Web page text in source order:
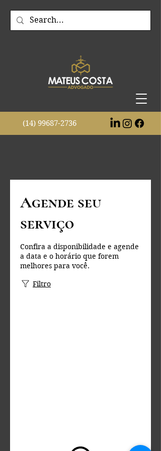
(14) 99687-2736
Agende seu
serviço
Confira a disponibilidade e agende
a data e o horário que forem
melhores para você.
Filtro